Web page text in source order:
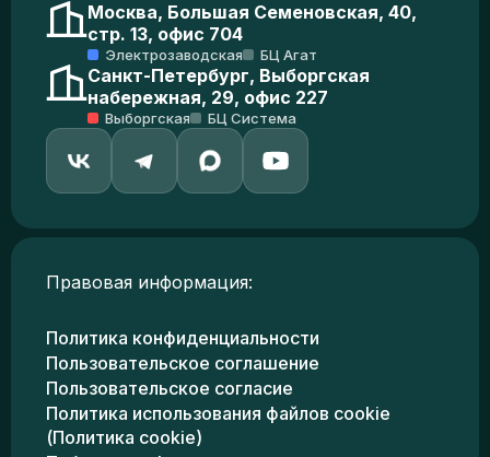
Москва, Большая Семеновская, 40,
стр. 13, офис 704
Электрозаводская БЦ Агат
Санкт-Петербург, Выборгская
набережная, 29, офис 227
Выборгская БЦ Система
Правовая информация:
Политика конфиденциальности
Пользовательское соглашение
Пользовательское согласие
Политика использования файлов cookie
(Политика cookie)